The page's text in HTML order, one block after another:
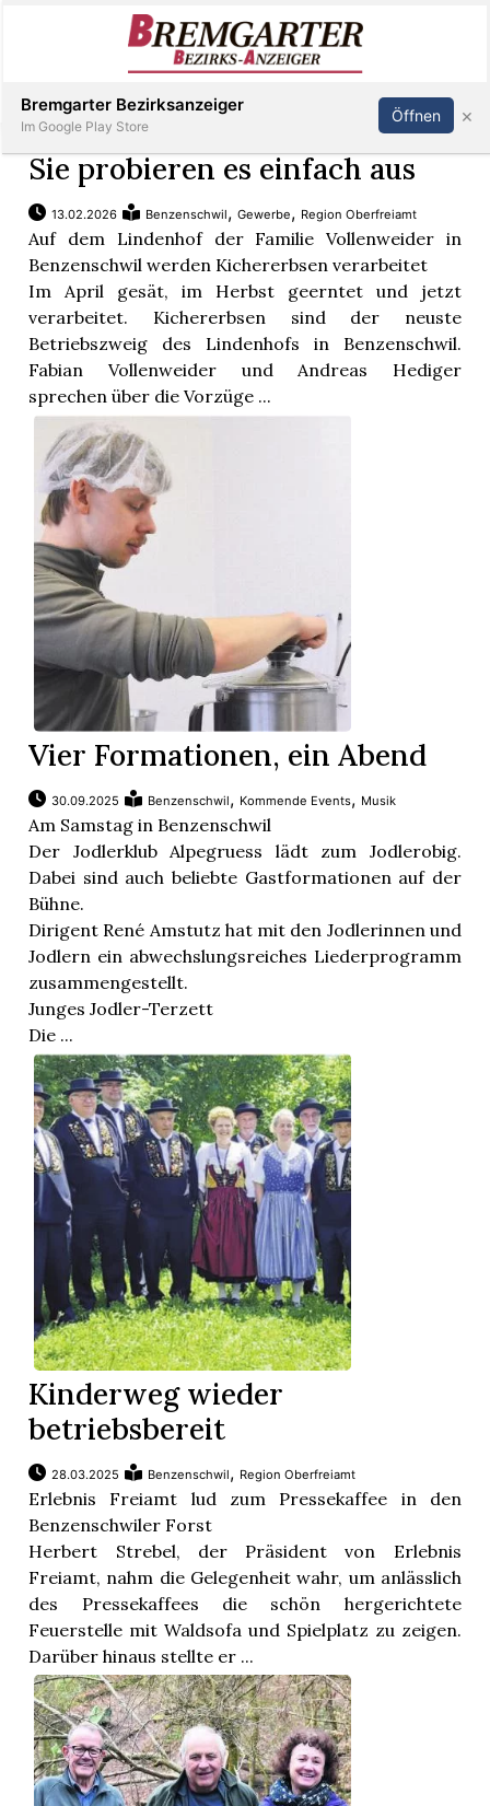
Immobilien
Veranstaltungen
Stellen
E-
Paper
Newsletter
App
Bremgarten
Inserieren Abonnieren Anmelden
Sie probieren es einfach aus
13.02.2026 Benzenschwil,Gewerbe, Region Oberfreiamt
Auf dem Lindenhof der Familie Vollenweider in
Benzenschwil werden Kichererbsen verarbeitet
Im April gesät, im Herbst geerntet und jetzt
verarbeitet. Kichererbsen sind der neuste
Betriebszweig des Lindenhofs in Benzenschwil.
Fabian Vollenweider und Andreas Hediger
sprechen über die Vorzüge ...
Vier Formationen, ein Abend
30.09.2025 Benzenschwil, Kommende Events, Musik
Am Samstag in Benzenschwil
Der Jodlerklub Alpegruess lädt zum Jodlerobig.
Dabei sind auch beliebte Gastformationen auf der
Bühne.
Dirigent René Amstutz hat mit den Jodlerinnen und
Jodlern ein abwechslungsreiches Liederprogramm
zusammengestellt.
Junges Jodler-Terzett
Die ...
Kinderweg wieder
betriebsbereit
28.03.2025 Benzenschwil, Region Oberfreiamt
Erlebnis Freiamt lud zum Pressekaffee in den
Benzenschwiler Forst
Herbert Strebel, der Präsident von Erlebnis
Freiamt, nahm die Gelegenheit wahr, um anlässlich
des Pressekaffees die schön hergerichtete
Feuerstelle mit Waldsofa und Spielplatz zu zeigen.
Darüber hinaus stellte er ...
Bremgarter Bezirksanzeiger
Im Google Play Store
Öffnen ×